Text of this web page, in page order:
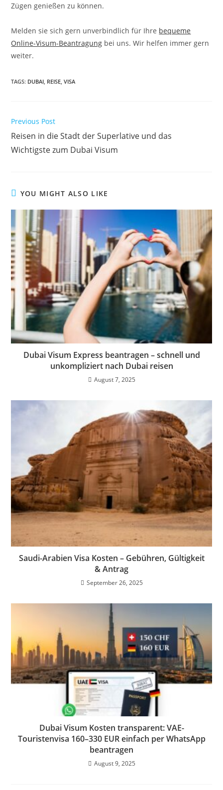
Zügen genießen zu können.
Melden sie sich gern unverbindlich für Ihre bequeme
Online-Visum-Beantragung bei uns. Wir helfen immer gern
weiter.
TAGS: DUBAI REISE VISA
Previous Post
Reisen in die Stadt der Superlative und das
Wichtigste zum Dubai Visum
YOU MIGHT ALSO LIKE
Dubai Visum Express beantragen – schnell und
unkompliziert nach Dubai reisen
August 7, 2025
Saudi-Arabien Visa Kosten – Gebühren, Gültigkeit
& Antrag
September 26, 2025
Dubai Visum Kosten transparent: VAE-
Touristenvisa 160–330 EUR einfach per WhatsApp
beantragen
August 9, 2025